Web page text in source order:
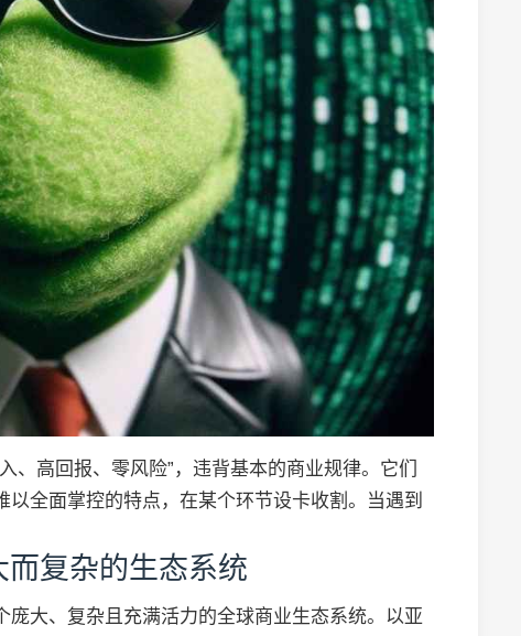
、高回报、零风险”，违背基本的商业规律。它们
全面掌控的特点，在某个环节设卡收割。当遇到
复杂的生态系统
大、复杂且充满活力的全球商业生态系统。以亚